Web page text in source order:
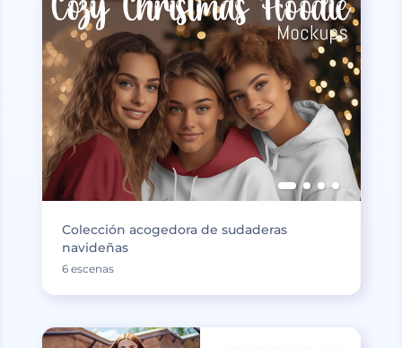
Colección acogedora de sudaderas
navideñas
6 escenas